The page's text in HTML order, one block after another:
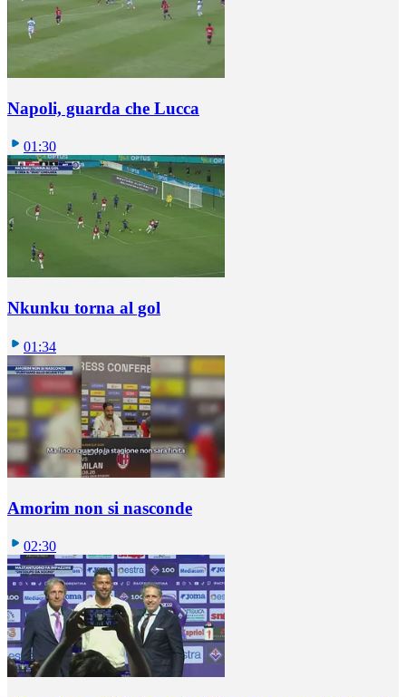
Napoli, guarda che Lucca
01:30
Nkunku torna al gol
01:34
Amorim non si nasconde
02:30